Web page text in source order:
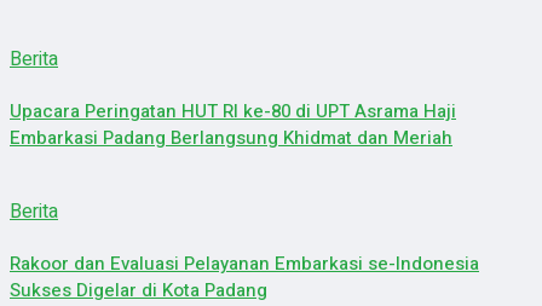
Berita
Upacara Peringatan HUT RI ke-80 di UPT Asrama Haji
Embarkasi Padang Berlangsung Khidmat dan Meriah
Berita
Rakoor dan Evaluasi Pelayanan Embarkasi se-Indonesia
Sukses Digelar di Kota Padang